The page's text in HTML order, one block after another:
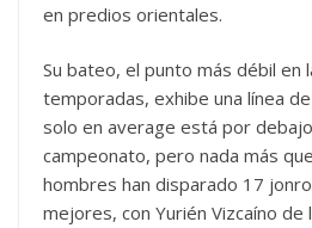
en predios orientales.
Su bateo, el punto más débil en
temporadas, exhibe una línea
solo en average está por
campeonato, pero nada más
hombres han disparado 17
mejores, con Yurién Vizcaíno